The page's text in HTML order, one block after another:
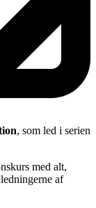
, som led i serien
med alt,
af